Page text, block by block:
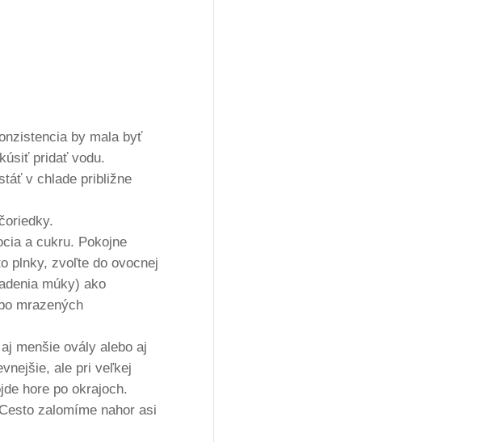
by mala byť
pridať vodu.
v chlade približne
a cukru. Pokojne
plnky, zvoľte do ovocnej
múky) ako
mrazených
menšie ovály alebo aj
ale pri veľkej
hore po okrajoch.
zalomíme nahor asi